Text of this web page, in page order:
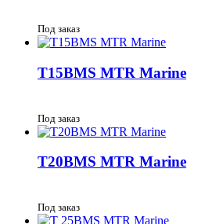
Под заказ
T15BMS MTR Marine
Под заказ
T20BMS MTR Marine
Под заказ